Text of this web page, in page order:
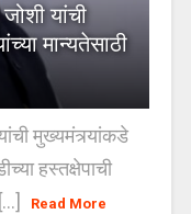
यांची
मान्यतेसाठी
मुख्यमंत्र्यांकडे
हस्तक्षेपाची
Read More